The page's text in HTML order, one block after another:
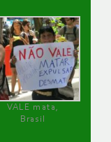
VALE mata,
Brasil